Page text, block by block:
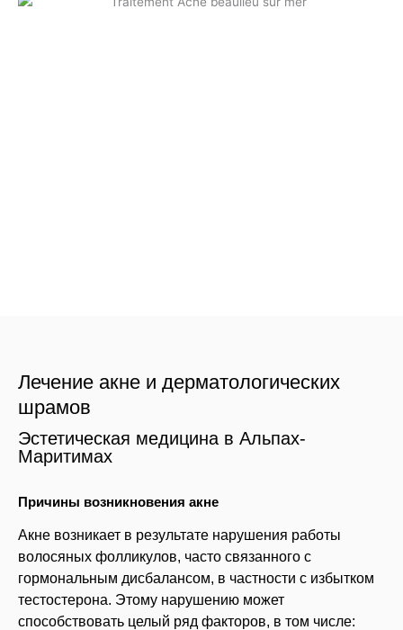
Лечение акне и дерматологических
шрамов
Эстетическая медицина в Альпах-
Маритимах
Причины возникновения акне
Акне возникает в результате нарушения работы
волосяных фолликулов, часто связанного с
гормональным дисбалансом, в частности с избытком
тестостерона. Этому нарушению может
способствовать целый ряд факторов, в том числе: